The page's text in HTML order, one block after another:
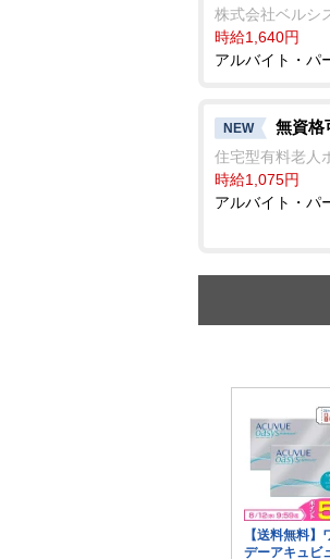
株式会社ベルシ
時給1,640円
アルバイト・パ
NEW 無資格
住宅型有料老人
時給1,075円
アルバイト・パ